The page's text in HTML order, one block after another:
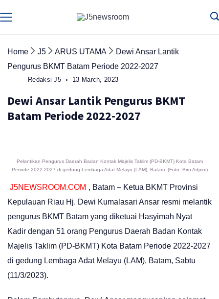
to
Home J5 ARUS UTAMA
Dewi Ansar Lantik
Pengurus BKMT Batam Periode 2022-2027
Redaksi J5 13 March, 2023
Dewi Ansar Lantik Pengurus BKMT
Batam Periode 2022-2027
Pelantikan Pengurus Daerah Badan Kontak Majelis Taklim (PD-BKMT) Kota Batam
Periode 2022-2027 di gedung Lembaga Adat Melayu (LAM), Batam. (Foto: Biro Adpim)
J5NEWSROOM.COM , Batam – Ketua BKMT Provinsi
Kepulauan Riau Hj. Dewi Kumalasari Ansar resmi melantik
pengurus BKMT Batam yang diketuai Hasyimah Nyat
Kadir dengan 51 orang Pengurus Daerah Badan Kontak
Majelis Taklim (PD-BKMT) Kota Batam Periode 2022-2027
di gedung Lembaga Adat Melayu (LAM), Batam, Sabtu
(11/3/2023).